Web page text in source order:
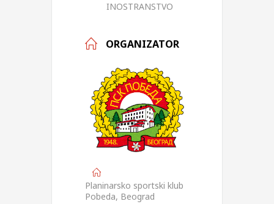
INOSTRANSTVO
ORGANIZATOR
Planinarsko sportski klub
Pobeda, Beograd